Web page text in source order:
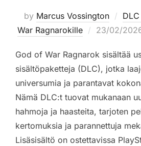
by Marcus Vossington
War Ragnarokille
Posted
23/02/
God of War Ragnarok sisältää
sisältöpaketteja (DLC), jotka
universumia ja parantavat
Nämä DLC:t tuovat mukanaan
hahmoja ja haasteita, tarjoten
kertomuksia ja parannettuja
Lisäsisältö on ostettavissa